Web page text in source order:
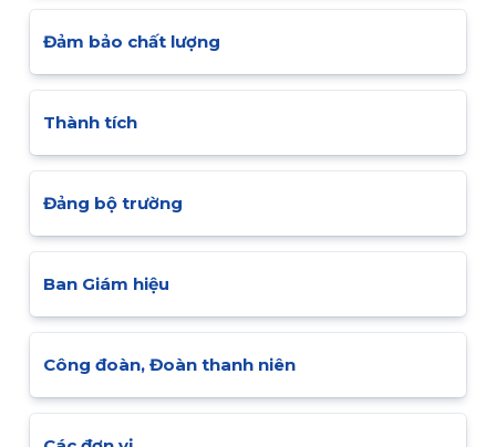
Đảm bảo chất lượng
Thành tích
Đảng bộ trường
Ban Giám hiệu
Công đoàn, Đoàn thanh niên